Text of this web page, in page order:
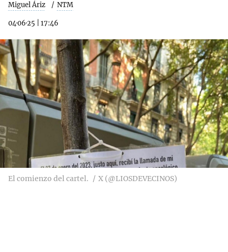
Miguel Áriz NTM
04·06·25 17:46
El comienzo del cartel. X (@LIOSDEVECINOS)